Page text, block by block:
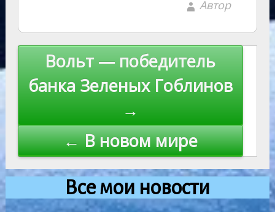
Автор
Навигация
записям
Вольт — победитель
банка Зеленых Гоблинов
→
← В новом мире
Все мои новости